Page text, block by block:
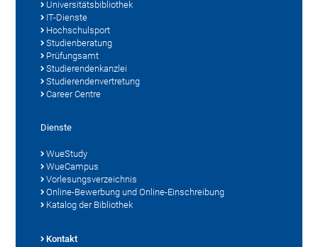
Universitätsbibliothek
IT-Dienste
Hochschulsport
Studienberatung
Prüfungsamt
Studierendenkanzlei
Studierendenvertretung
Career Centre
Dienste
WueStudy
WueCampus
Vorlesungsverzeichnis
Online-Bewerbung und Online-Einschreibung
Katalog der Bibliothek
Kontakt